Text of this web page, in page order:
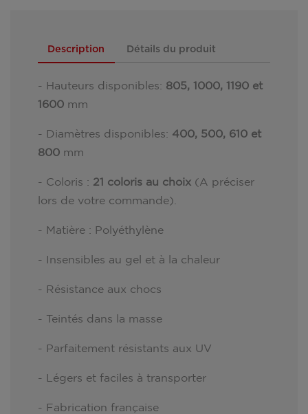
Description Détails du produit
- Hauteurs disponibles: 805, 1000, 1190 et
1600 mm
- Diamètres disponibles: 400, 500, 610 et
800 mm
- Coloris : 21 coloris au choix (A préciser
lors de votre commande).
- Matière : Polyéthylène
- Insensibles au gel et à la chaleur
- Résistance aux chocs
- Teintés dans la masse
- Parfaitement résistants aux UV
- Légers et faciles à transporter
- Fabrication française